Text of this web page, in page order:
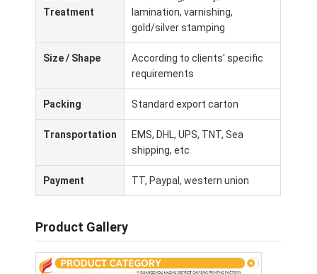
stampa di scatole di imballaggio
Scatola di imballaggio elettronica
borse di carta del regalo
Contenitore di regalo rigido
Prodotti per la vendita al dettaglio
Etichetta adesiva
Treatment
lamination, varnishing,
gold/silver stamping
Size / Shape
According to clients' specific
requirements
Packing Standard export carton
Transportation
EMS, DHL, UPS, TNT, Sea
shipping, etc
Payment TT, Paypal, western union
Product Gallery